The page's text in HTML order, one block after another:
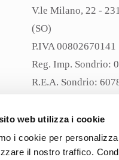
web utilizza i cookie
i cookie per
il nostro traffico.
V.le Milano, 22 -
(SO)
P.IVA 00802670141
Reg. Imp. Sondrio:
R.E.A. Sondrio:
Pec